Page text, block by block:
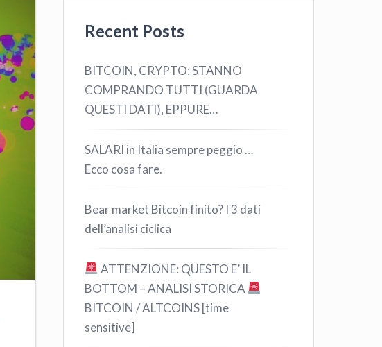
Recent Posts
BITCOIN, CRYPTO: STANNO
COMPRANDO TUTTI (GUARDA
QUESTI DATI), EPPURE…
SALARI in Italia sempre peggio …
Ecco cosa fare.
Bear market Bitcoin finito? I 3 dati
dell’analisi ciclica
ATTENZIONE: QUESTO E’ IL
BOTTOM – ANALISI STORICA
BITCOIN / ALTCOINS [time
sensitive]